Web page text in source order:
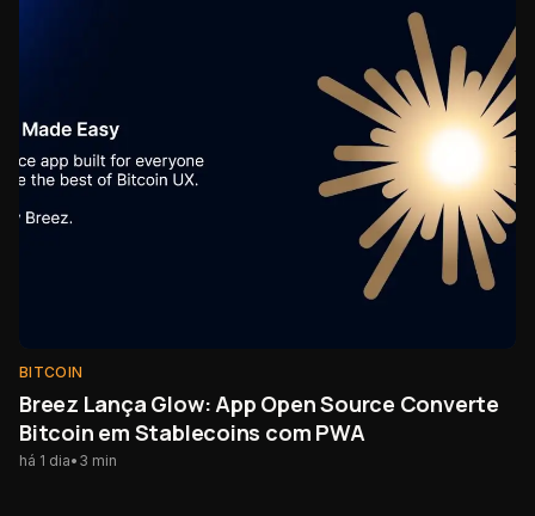
BITCOIN
Breez Lança Glow: App Open Source Converte
Bitcoin em Stablecoins com PWA
há 1 dia• 3 min